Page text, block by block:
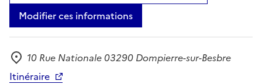
Modifier ces informations
Adresse
10 Rue Nationale 03290 Dompierre-sur-Besbre
Itinéraire